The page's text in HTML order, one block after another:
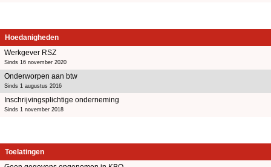
Hoedanigheden
Werkgever RSZ
Sinds 16 november 2020
Onderworpen aan btw
Sinds 1 augustus 2016
Inschrijvingsplichtige onderneming
Sinds 1 november 2018
Toelatingen